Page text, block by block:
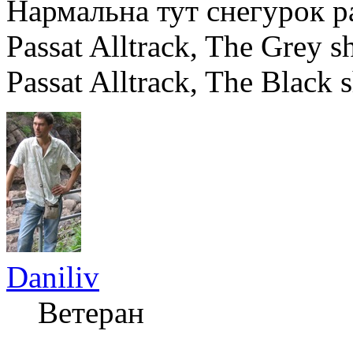
Нармальна тут снегурок
Passat Alltrack, The Grey
Passat Alltrack, The Black
Daniliv
Ветеран